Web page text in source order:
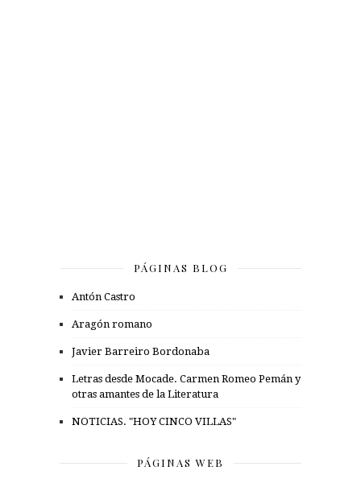
PÁGINAS BLOG
Antón Castro
Aragón romano
Javier Barreiro Bordonaba
Letras desde Mocade. Carmen Romeo Pemán y
otras amantes de la Literatura
NOTICIAS. "HOY CINCO VILLAS"
PÁGINAS WEB